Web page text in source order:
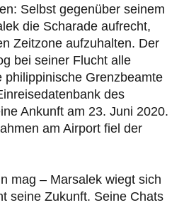
Selbst gegenüber seinem
die Scharade aufrecht,
Zeitzone aufzuhalten. Der
bei seiner Flucht alle
philippinische Grenzbeamte
des
Ankunft am 23. Juni 2020.
am Airport fiel der
mag – Marsalek wiegt sich
seine Zukunft. Seine Chats